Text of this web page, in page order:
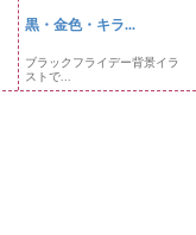
黒・金色・キラ...
ブラックフライデー背景イラ
ストで...